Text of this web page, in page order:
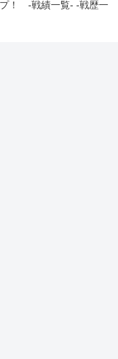
！ -戦績一覧- -戦歴一